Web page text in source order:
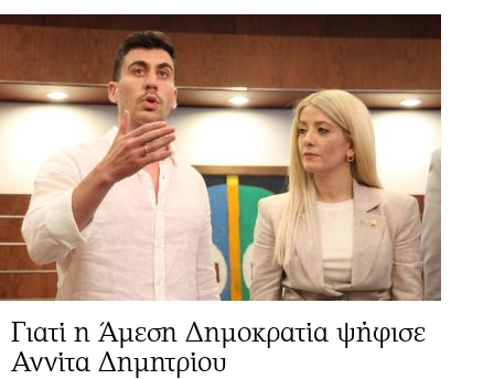
Γιατί η Άμεση Δημοκρατία ψήφισε
Αννίτα Δημητρίου